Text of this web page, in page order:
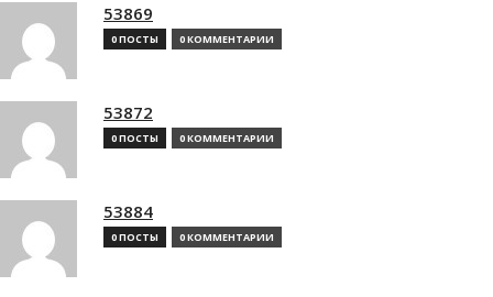
53869
0 ПОСТЫ 0 КОММЕНТАРИИ
53872
0 ПОСТЫ 0 КОММЕНТАРИИ
53884
0 ПОСТЫ 0 КОММЕНТАРИИ